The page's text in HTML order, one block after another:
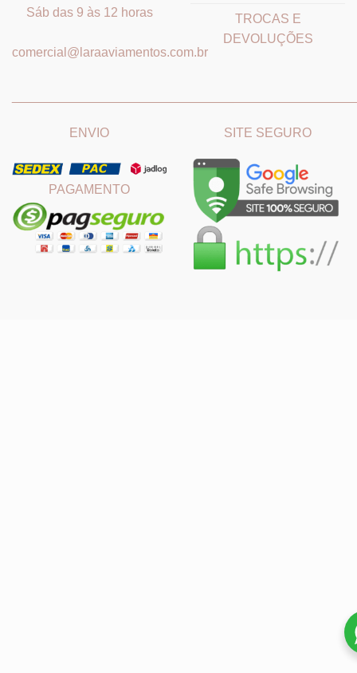
Sáb das 9 às 12 horas
comercial@laraaviamentos.com.br
TROCAS E
DEVOLUÇÕES
ENVIO
PAGAMENTO
SITE SEGURO